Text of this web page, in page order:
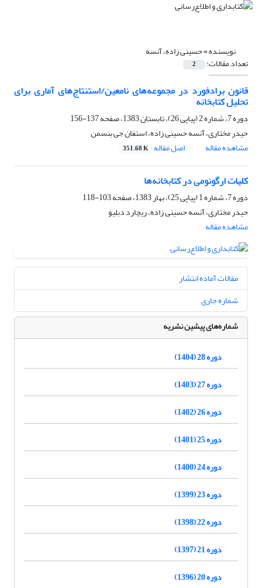
نویسنده =حسینی زاده، آنسه
تعداد مقالات: 2
قانون برادفورد در مجموعه‌های نامعین/استنتاج‌های آماری برای
تحلیل کتابخانه
دوره 7، شماره 2 (پیاپی 26)، تابستان 1383، صفحه
137-156
حیدر مختاری، آنسه حسینی زاده، استفان جی بنسمن
مشاهده مقاله
اصل مقاله 351.68 K
کلی‍ّات ارگونومی در کتابخانه‌ها
دوره 7، شماره 1 (پیاپی 25)، بهار 1383، صفحه
103-118
حیدر مختاری، آنسه حسینی زاده، ریچارد دبلیو
مشاهده مقاله
مقالات آماده انتشار
شماره جاری
شماره‌های پیشین نشریه
دوره 28 (1404)
دوره 27 (1403)
دوره 26 (1402)
دوره 25 (1401)
دوره 24 (1400)
دوره 23 (1399)
دوره 22 (1398)
دوره 21 (1397)
دوره 20 (1396)